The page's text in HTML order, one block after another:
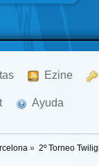
Ezine
Ayuda
» 2º Torneo